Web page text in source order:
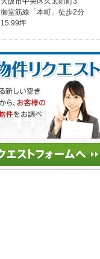
御堂筋線「本町」徒歩2分
15.99坪